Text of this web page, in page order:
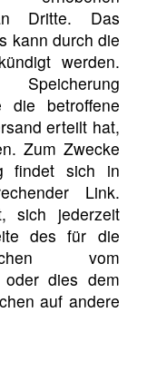
Dritte. Das
kann durch die
werden.
die betroffene
erteilt hat,
Zum Zwecke
findet sich in
Link.
sich jederzeit
des für die
vom
oder dies dem
auf andere